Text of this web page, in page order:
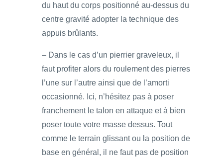
du haut du corps positionné au-dessus du
centre gravité adopter la technique des
appuis brûlants.
– Dans le cas d’un pierrier graveleux, il
faut profiter alors du roulement des pierres
l’une sur l’autre ainsi que de l’amorti
occasionné. Ici, n’hésitez pas à poser
franchement le talon en attaque et à bien
poser toute votre masse dessus. Tout
comme le terrain glissant ou la position de
base en général, il ne faut pas de position